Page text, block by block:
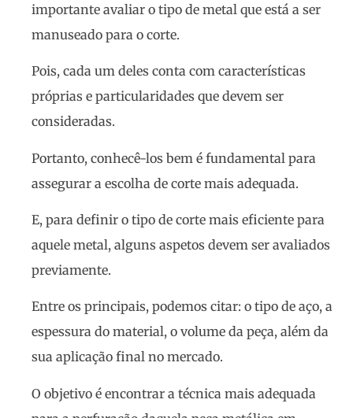
importante avaliar o tipo de metal que está a ser
manuseado para o corte.
Pois, cada um deles conta com características
próprias e particularidades que devem ser
consideradas.
Portanto, conhecê-los bem é fundamental para
assegurar a escolha de corte mais adequada.
E, para definir o tipo de corte mais eficiente para
aquele metal, alguns aspetos devem ser avaliados
previamente.
Entre os principais, podemos citar: o tipo de aço, a
espessura do material, o volume da peça, além da
sua aplicação final no mercado.
O objetivo é encontrar a técnica mais adequada